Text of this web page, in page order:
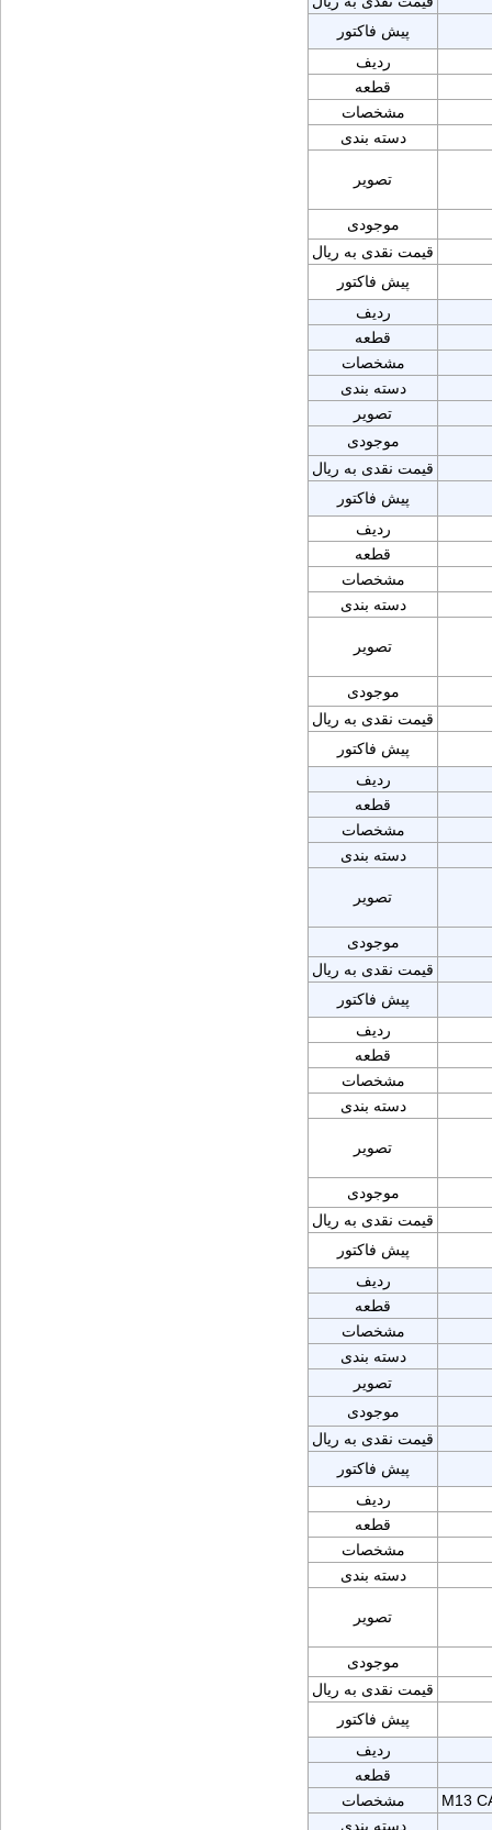
پیش فاکتور
ردیف
قطعه
مشخصات
دسته بندی
تصویر
موجودی
قیمت نقدی به ریال
پیش فاکتور
ردیف
قطعه
مشخصات
دسته بندی
تصویر
موجودی
قیمت نقدی به ریال
پیش فاکتور
ردیف
قطعه
مشخصات
دسته بندی
تصویر
موجودی
قیمت نقدی به ریال
پیش فاکتور
ردیف
قطعه
مشخصات
دسته بندی
تصویر
موجودی
قیمت نقدی به ریال
پیش فاکتور
ردیف
قطعه
مشخصات
دسته بندی
تصویر
موجودی
قیمت نقدی به ریال
پیش فاکتور
ردیف
قطعه
مشخصات
دسته بندی
تصویر
موجودی
قیمت نقدی به ریال
پیش فاکتور
ردیف
قطعه
مشخصات
دسته بندی
تصویر
موجودی
قیمت نقدی به ریال
پیش فاکتور
ردیف
قطعه
مشخصات
M13
دسته بندی